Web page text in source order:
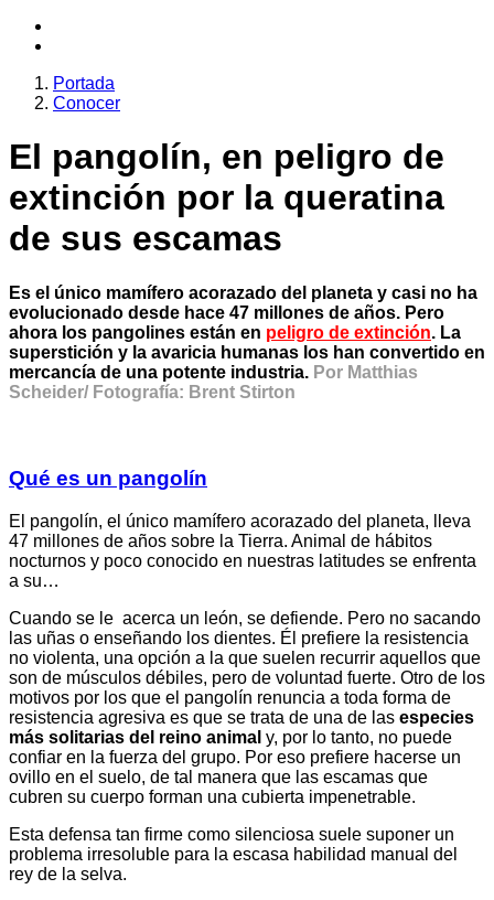
Portada
Conocer
El pangolín, en peligro de
extinción por la queratina
de sus escamas
Es el único mamífero acorazado del planeta y casi no ha
evolucionado desde hace 47 millones de años. Pero
ahora los pangolines están en peligro de extinción. La
superstición y la avaricia humanas los han convertido en
mercancía de una potente industria. Por Matthias
Scheider/ Fotografía: Brent Stirton
Qué es un pangolín
El pangolín, el único mamífero acorazado del planeta, lleva
47 millones de años sobre la Tierra. Animal de hábitos
nocturnos y poco conocido en nuestras latitudes se enfrenta
a su…
Cuando se le acerca un león, se defiende. Pero no sacando
las uñas o enseñando los dientes. Él prefiere la resistencia
no violenta, una opción a la que suelen recurrir aquellos que
son de músculos débiles, pero de voluntad fuerte. Otro de los
motivos por los que el pangolín renuncia a toda forma de
resistencia agresiva es que se trata de una de las especies
más solitarias del reino animal y, por lo tanto, no puede
confiar en la fuerza del grupo. Por eso prefiere hacerse un
ovillo en el suelo, de tal manera que las escamas que
cubren su cuerpo forman una cubierta impenetrable.
Esta defensa tan firme como silenciosa suele suponer un
problema irresoluble para la escasa habilidad manual del
rey de la selva.